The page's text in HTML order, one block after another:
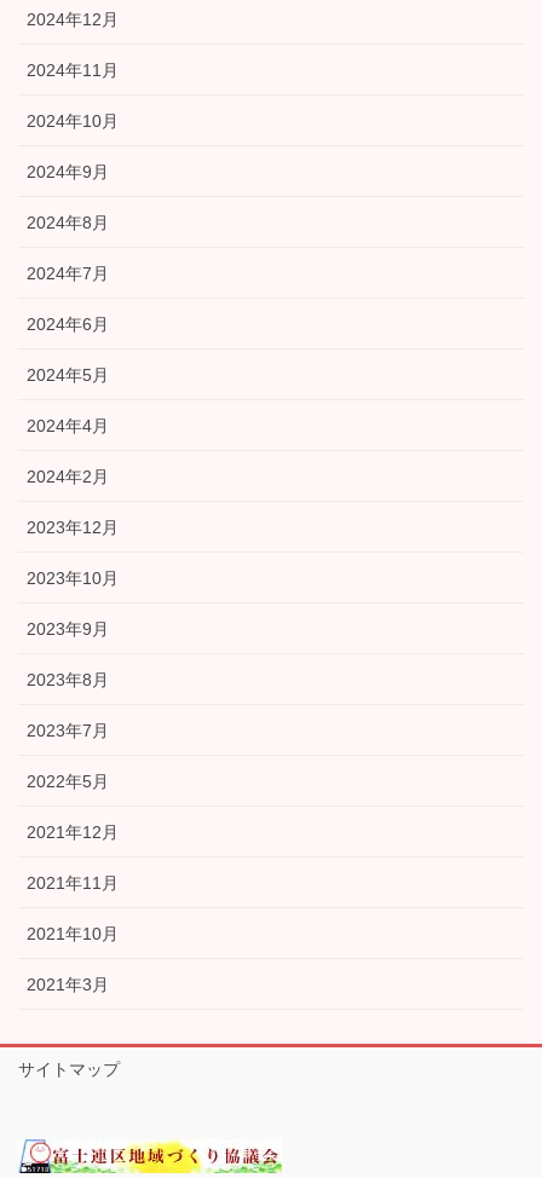
2024年12月
2024年11月
2024年10月
2024年9月
2024年8月
2024年7月
2024年6月
2024年5月
2024年4月
2024年2月
2023年12月
2023年10月
2023年9月
2023年8月
2023年7月
2022年5月
2021年12月
2021年11月
2021年10月
2021年3月
サイトマップ